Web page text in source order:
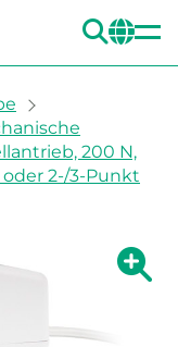
200 N,
oder 2-/3-Punkt
Zeige